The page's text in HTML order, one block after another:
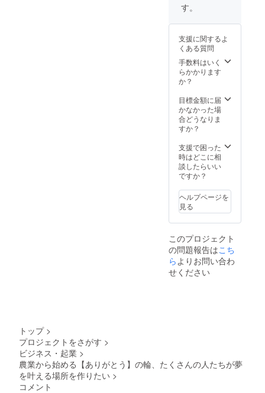
便に関
ては、
プロ
ジェク
ト開始
後６か
お受渡
しとな
りま
す。
す。）
は特に
ござい
ません
☆飲食
含めこ
ご準備
いたし
ます。
※遠方の
しくは
直接の
ご来場
が困難
フルー
ツトマ
トを毎
月1㎏の
として
最長2年
間お送
りさせ
ていた
合がご
ざいま
す。
支援に関するよ
くある質問
手数料はいく
らかかります
か？
目標金額に届
かなかった場
合どうなりま
すか？
支援で困った
時はどこに相
談したらいい
ですか？
ヘルプページを
見る
このプロジェクト
の問題報告はこち
ら よりお問い合わ
せください
トップ >
プロジェクトをさがす >
ビジネス・起業 >
農業から始める【ありがとう】の輪、たくさんの人たちが夢
を叶える場所を作りたい >
コメント